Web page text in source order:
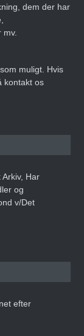
dem der har
muligt. Hvis
kontakt os
Har
og
v/Det
efter